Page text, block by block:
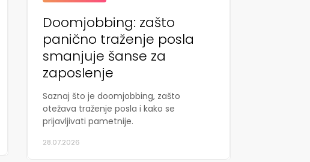
Doomjobbing: zašto
panično traženje posla
smanjuje šanse za
zaposlenje
Saznaj što je doomjobbing, zašto
otežava traženje posla i kako se
prijavljivati pametnije.
28.07.2026